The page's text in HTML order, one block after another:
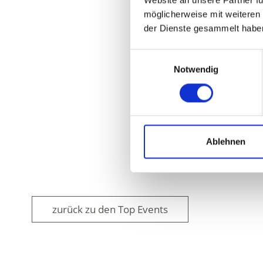
möglicherweise mit
der Dienste gesammelt
Notwendig
Ablehnen
zurück zu den Top Events